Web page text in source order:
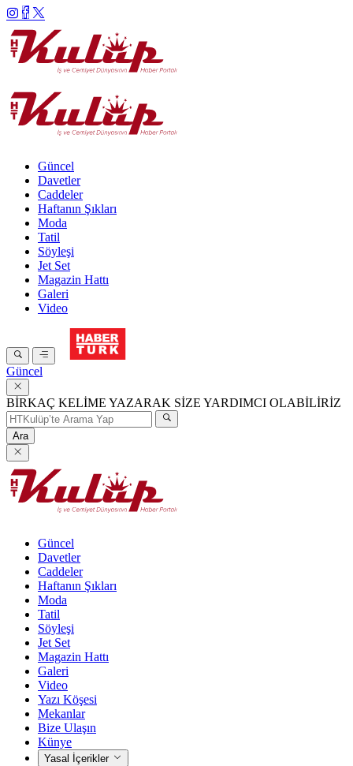
Güncel
Davetler
Caddeler
Haftanın Şıkları
Moda
Tatil
Söyleşi
Jet Set
Magazin Hattı
Galeri
Video
Güncel
BİRKAÇ KELİME YAZARAK SİZE YARDIMCI OLABİLİRİZ
Ara
Güncel
Davetler
Caddeler
Haftanın Şıkları
Moda
Tatil
Söyleşi
Jet Set
Magazin Hattı
Galeri
Video
Yazı Köşesi
Mekanlar
Bize Ulaşın
Künye
Yasal İçerikler